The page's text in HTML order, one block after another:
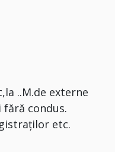
..M.de externe
fără condus.
etc.